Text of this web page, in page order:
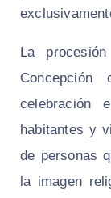
La
celebración
habitantes y
de personas
la imagen